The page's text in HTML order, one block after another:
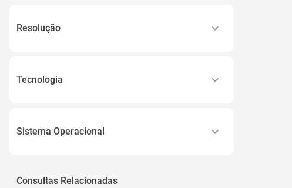
Resolução
Hd 1280 X 720
Tecnologia
Aquecimento Rápido
Sistema Operacional
Ios
Consultas Relacionadas